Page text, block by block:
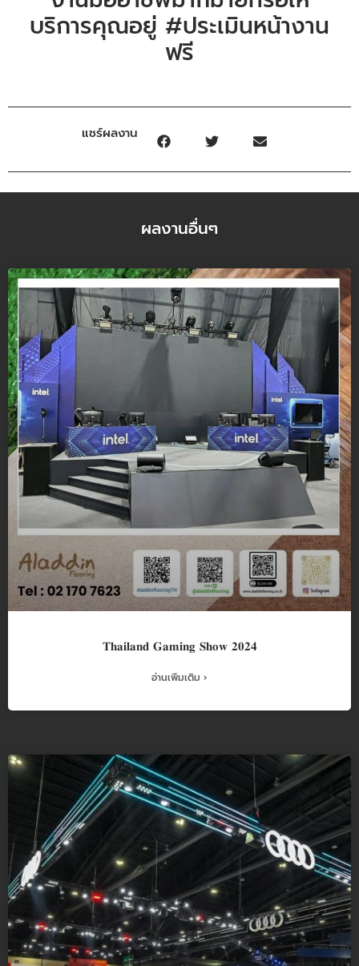
บริการคุณอยู่ #ประเมินหน้างาน
ฟรี
แชร์ผลงาน
ผลงานอื่นๆ
𝐓𝐡𝐚𝐢𝐥𝐚𝐧𝐝 𝐆𝐚𝐦𝐢𝐧𝐠 𝐒𝐡𝐨𝐰 𝟐𝟎𝟐𝟒
อ่านเพิ่มเติม ›